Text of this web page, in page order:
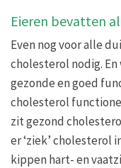
Eieren bevatten
Even nog voor alle
cholesterol nodig. En
gezonde en goed
cholesterol
zit gezond
er ‘ziek’ cholesterol
kippen hart- en